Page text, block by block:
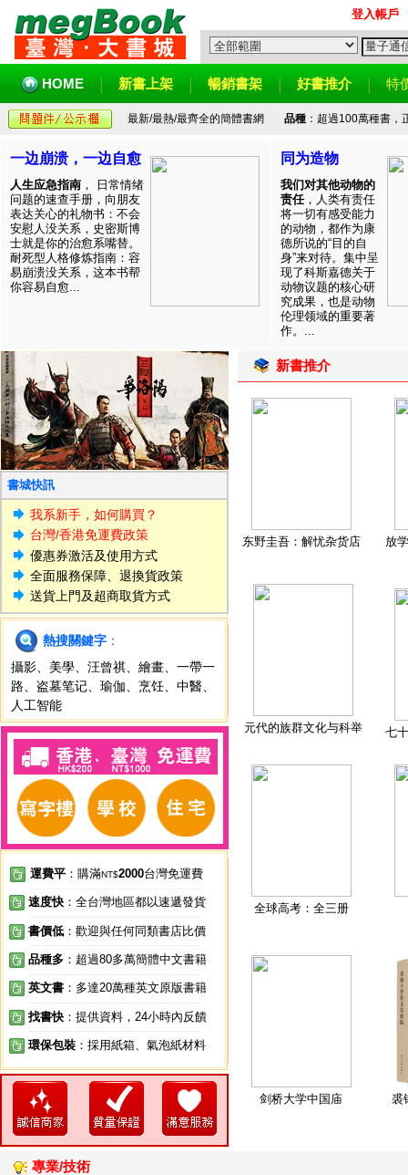
登入帳戶
HOME 新書上架 暢銷書架 好書推介 特
最新/最熱/最齊全的簡體書網 品種：超過100萬種書，
一边崩溃，一边自愈
人生应急指南 ， 日常情绪
问题的速查手册，向朋友
表达关心的礼物书：不会
安慰人没关系，史密斯博
士就是你的治愈系嘴替。
耐死型人格修炼指南：容
易崩溃没关系，这本书帮
你容易自愈...
同为造物
我们对其他动物的
责任，人类有责任
将一切有感受能力
的动物，都作为康
德所说的“目的自
身”来对待。集中呈
现了科斯嘉德关于
动物议题的核心研
究成果，也是动物
伦理领域的重要著
作。...
書城快訊
我系新手，如何購買？
台灣/香港免運費政策
優惠券激活及使用方式
全面服務保障、退換貨政策
送貨上門及超商取貨方式
熱搜關鍵字 ：
攝影
美學 汪曾祺 繪畫
一帶一
路
盗墓笔记 瑜伽 烹饪 中醫
人工智能
運費平 ：購滿NT$2000台灣免運費
速度快 ：全台灣地區都以速遞發貨
書價低 ：歡迎與任何同類書店比價
品種多 ：超過80多萬簡體中文書籍
英文書 ：多達20萬種英文原版書籍
找書快 ：提供資料，24小時內反饋
環保包裝 ：採用紙箱、氣泡紙材料
新書推介
东野圭吾：解忧杂货店 放
元代的族群文化与科举 七
全球高考：全三册
剑桥大学中国庙 裘
專業/技術